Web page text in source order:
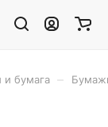
и бумага